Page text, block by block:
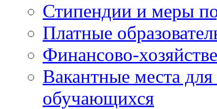
Стипендии и меры
Платные
Финансово-
Вакантные места
обучающихся